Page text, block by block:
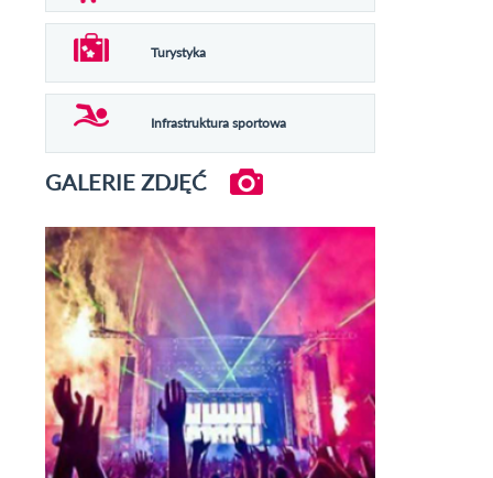
Turystyka
Infrastruktura sportowa
GALERIE ZDJĘĆ